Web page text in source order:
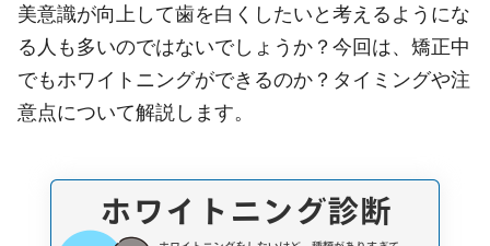
美意識が向上して歯を白くしたいと考えるようにな
る人も多いのではないでしょうか？今回は、矯正中
でもホワイトニングができるのか？タイミングや注
意点について解説します。